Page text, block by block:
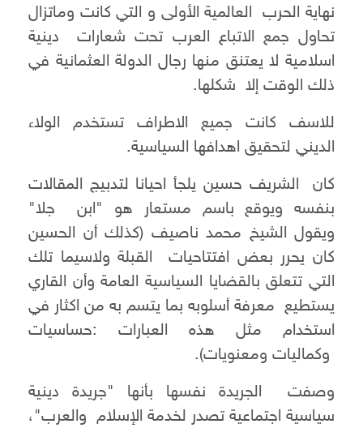
نهاية الحرب العالمية الأولى و التي كانت وماتزال
تحاول جمع الاتباع العرب تحت شعارات دينية
اسلامية لا يعتنق منها رجال الدولة العثمانية في
ذلك الوقت إلا شكلها.
للاسف كانت جميع الاطراف تستخدم الولاء
الديني لتحقيق اهدافها السياسية.
كان الشريف حسين يلجأ احيانا لتدبيج المقالات
بنفسه ويوقع باسم مستعار هو "ابن جلا"
ويقول الشيخ محمد ناصيف (كذلك أن الحسين
كان يحرر بعض افتتاحيات القبلة ولاسيما تلك
التي تتعلق بالقضايا السياسية العامة وأن القاري
يستطيع معرفة أسلوبه بما يتسم به من اكثار في
استخدام مثل هذه العبارات :حساسيات
وكماليات ومعنويات).
وصفت الجريدة نفسها بأنها "جريدة دينية
سياسية اجتماعية تصدر لخدمة الإسلام والعرب"،